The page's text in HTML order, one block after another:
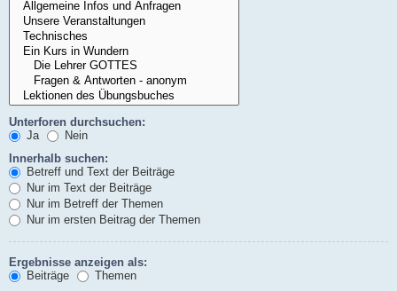
Unterforen durchsuchen:
Ja
Nein
Innerhalb suchen:
Betreff und Text der Beiträge
Nur im Text der Beiträge
Nur im Betreff der Themen
Nur im ersten Beitrag der Themen
Ergebnisse anzeigen als:
Beiträge
Themen